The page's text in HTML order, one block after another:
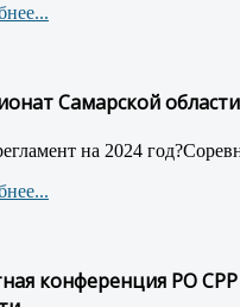
Самарской
на 2024
конференция РО